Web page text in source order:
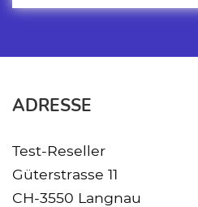
ADRESSE
Test-Reseller
Güterstrasse 11
CH-3550 Langnau